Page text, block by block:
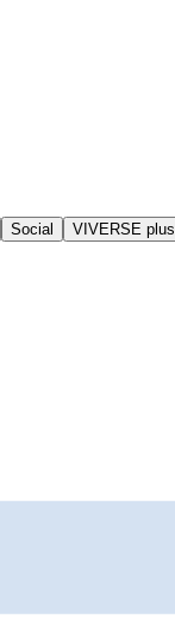
Social VIVERSE plus